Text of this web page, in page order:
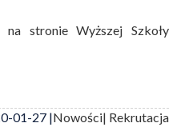
na stronie Wyższej Szkoły
01-27 |Nowości| Rekrutacja